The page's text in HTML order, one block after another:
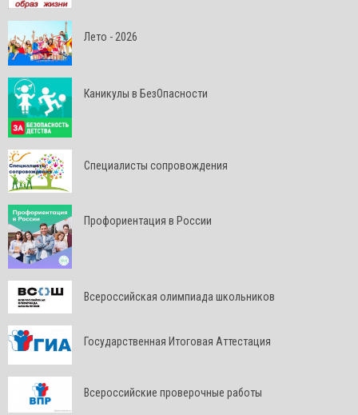
Лето - 2026
Каникулы в БезОпасности
Специалисты сопровождения
Профориентация в России
Всероссийская олимпиада школьников
Государственная Итоговая Аттестация
Всероссийские проверочные работы